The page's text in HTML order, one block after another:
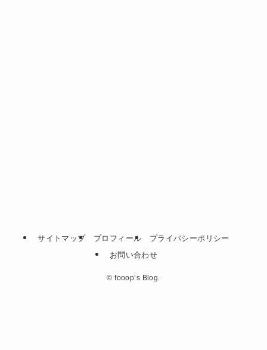
サイトマップ プロフィール
プライバシーポリシー
お問い合わせ
© fooop’s Blog.